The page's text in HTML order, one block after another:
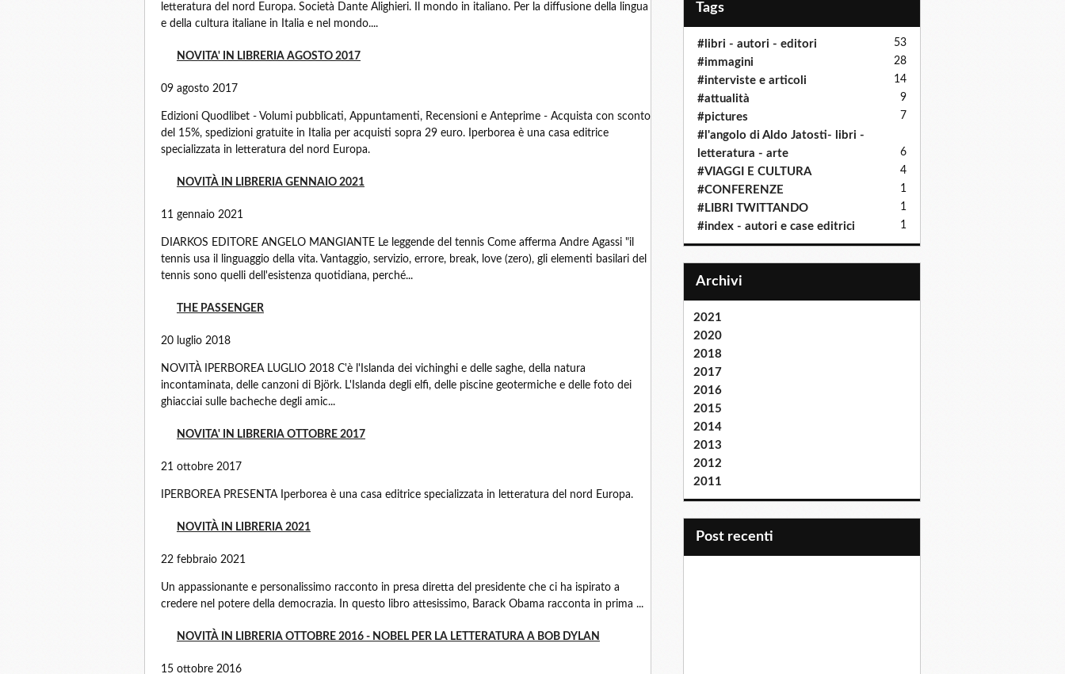
letteratura del nord Europa. Società Dante Alighieri. Il mondo in italiano. Per la diffusione della lingua
e della cultura italiane in Italia e nel mondo....
NOVITA' IN LIBRERIA AGOSTO 2017
09 agosto 2017
Edizioni Quodlibet - Volumi pubblicati, Appuntamenti, Recensioni e Anteprime - Acquista con sconto
del 15%, spedizioni gratuite in Italia per acquisti sopra 29 euro. Iperborea è una casa editrice
specializzata in letteratura del nord Europa.
NOVITÀ IN LIBRERIA GENNAIO 2021
11 gennaio 2021
DIARKOS EDITORE ANGELO MANGIANTE Le leggende del tennis Come afferma Andre Agassi "il
tennis usa il linguaggio della vita. Vantaggio, servizio, errore, break, love (zero), gli elementi basilari del
tennis sono quelli dell'esistenza quotidiana, perché...
THE PASSENGER
20 luglio 2018
NOVITÀ IPERBOREA LUGLIO 2018 C'è l'Islanda dei vichinghi e delle saghe, della natura
incontaminata, delle canzoni di Björk. L'Islanda degli elfi, delle piscine geotermiche e delle foto dei
ghiacciai sulle bacheche degli amic...
NOVITA' IN LIBRERIA OTTOBRE 2017
21 ottobre 2017
IPERBOREA PRESENTA Iperborea è una casa editrice specializzata in letteratura del nord Europa.
NOVITÀ IN LIBRERIA 2021
22 febbraio 2021
Un appassionante e personalissimo racconto in presa diretta del presidente che ci ha ispirato a
credere nel potere della democrazia. In questo libro attesissimo, Barack Obama racconta in prima ...
NOVITÀ IN LIBRERIA OTTOBRE 2016 - NOBEL PER LA LETTERATURA A BOB DYLAN
15 ottobre 2016
Tags
#libri - autori - editori 53
#immagini 28
#interviste e articoli 14
#attualità 9
#pictures 7
#l'angolo di Aldo Jatosti- libri -
letteratura - arte
6
#VIAGGI E CULTURA 4
#CONFERENZE 1
#LIBRI TWITTANDO 1
#index - autori e case editrici 1
Archivi
2021
2020
2018
2017
2016
2015
2014
2013
2012
2011
post recenti